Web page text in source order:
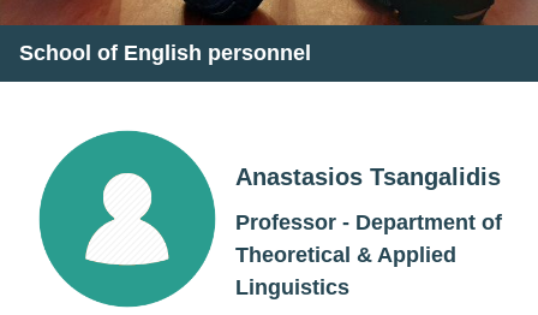
School of English personnel
Anastasios Tsangalidis
Professor - Department of
Theoretical & Applied
Linguistics